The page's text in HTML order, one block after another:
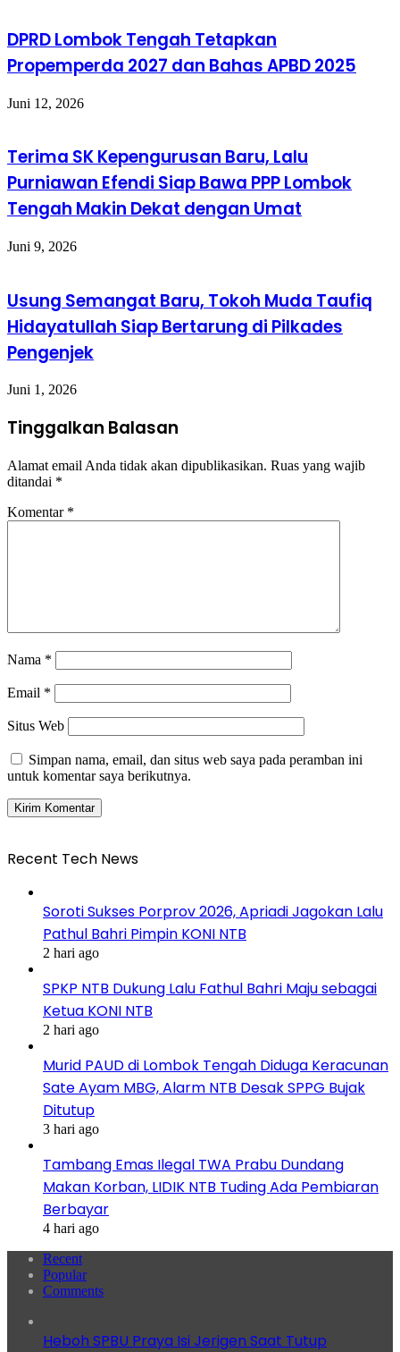
DPRD Lombok Tengah Tetapkan
Propemperda 2027 dan Bahas APBD 2025
Juni 12, 2026
Terima SK Kepengurusan Baru, Lalu
Purniawan Efendi Siap Bawa PPP Lombok
Tengah Makin Dekat dengan Umat
Juni 9, 2026
Usung Semangat Baru, Tokoh Muda Taufiq
Hidayatullah Siap Bertarung di Pilkades
Pengenjek
Juni 1, 2026
Tinggalkan Balasan
Alamat email Anda tidak akan dipublikasikan. Ruas yang wajib
ditandai *
Komentar *
Nama *
Email *
Situs Web
Simpan nama, email, dan situs web saya pada peramban ini
untuk komentar saya berikutnya.
Recent Tech News
Soroti Sukses Porprov 2026, Apriadi Jagokan Lalu
Pathul Bahri Pimpin KONI NTB
2 hari ago
SPKP NTB Dukung Lalu Fathul Bahri Maju sebagai
Ketua KONI NTB
2 hari ago
Murid PAUD di Lombok Tengah Diduga Keracunan
Sate Ayam MBG, Alarm NTB Desak SPPG Bujak
Ditutup
3 hari ago
Tambang Emas Ilegal TWA Prabu Dundang
Makan Korban, LIDIK NTB Tuding Ada Pembiaran
Berbayar
4 hari ago
Recent
Popular
Comments
Heboh SPBU Praya Isi Jerigen Saat Tutup